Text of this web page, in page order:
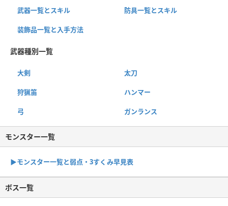
武器一覧とスキル 防具一覧とスキル
装飾品一覧と入手方法
武器種別一覧
大剣 太刀
狩猟笛 ハンマー
弓 ガンランス
モンスター一覧
▶︎モンスター一覧と弱点・3すくみ早見表
ボス一覧